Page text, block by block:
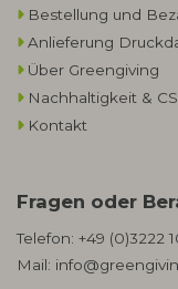
Bestellung und
Anlieferung
Über Greengiving
Nachhaltigkeit &
Kontakt
Fragen oder
Telefon: +49 (0)3222
Mail: